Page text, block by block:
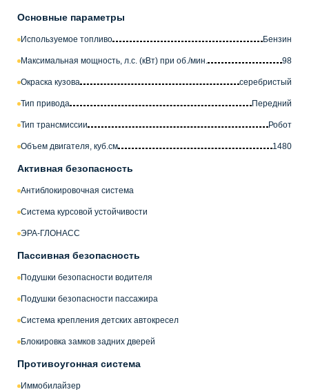
Основные параметры
Используемое топливо Бензин
Максимальная мощность, л.с. (кВт) при об./мин. 98
Окраска кузова серебристый
Тип привода Передний
Тип трансмиссии Робот
Объем двигателя, куб.см 1480
Активная безопасность
Антиблокировочная система
Система курсовой устойчивости
ЭРА-ГЛОНАСС
Пассивная безопасность
Подушки безопасности водителя
Подушки безопасности пассажира
Система крепления детских автокресел
Блокировка замков задних дверей
Противоугонная система
Иммобилайзер